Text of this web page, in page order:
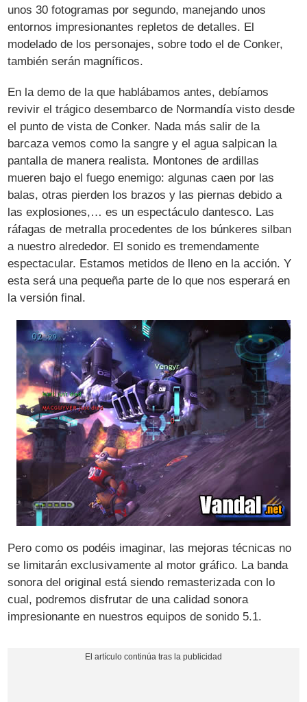
unos 30 fotogramas por segundo, manejando unos
entornos impresionantes repletos de detalles. El
modelado de los personajes, sobre todo el de Conker,
también serán magníficos.
En la demo de la que hablábamos antes, debíamos
revivir el trágico desembarco de Normandía visto desde
el punto de vista de Conker. Nada más salir de la
barcaza vemos como la sangre y el agua salpican la
pantalla de manera realista. Montones de ardillas
mueren bajo el fuego enemigo: algunas caen por las
balas, otras pierden los brazos y las piernas debido a
las explosiones,… es un espectáculo dantesco. Las
ráfagas de metralla procedentes de los búnkeres silban
a nuestro alrededor. El sonido es tremendamente
espectacular. Estamos metidos de lleno en la acción. Y
esta será una pequeña parte de lo que nos esperará en
la versión final.
Pero como os podéis imaginar, las mejoras técnicas no
se limitarán exclusivamente al motor gráfico. La banda
sonora del original está siendo remasterizada con lo
cual, podremos disfrutar de una calidad sonora
impresionante en nuestros equipos de sonido 5.1.